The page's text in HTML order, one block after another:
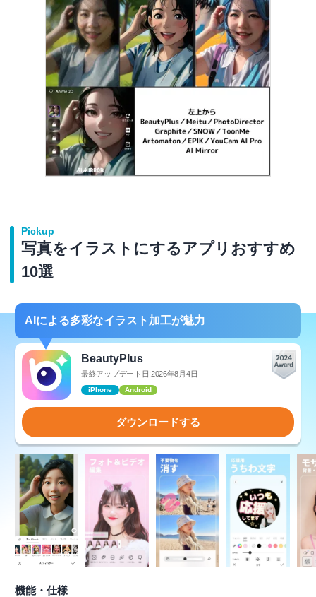
Pickup
写真をイラストにするアプリおすすめ
10選
AIによる多彩なイラスト加工が魅力
BeautyPlus
最終アップデート日:2026年8月4日
iPhone Android
ダウンロードする
機能・仕様